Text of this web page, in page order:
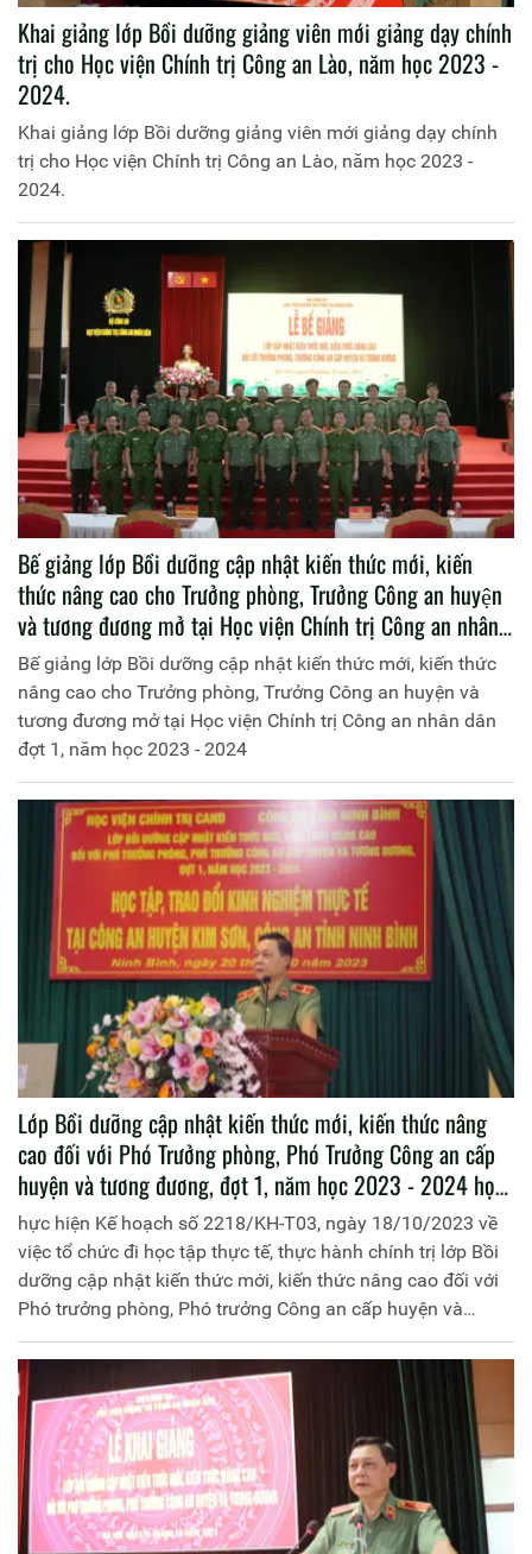
Khai giảng lớp Bồi dưỡng giảng viên mới giảng dạy chính
trị cho Học viện Chính trị Công an Lào, năm học 2023 -
2024.
Khai giảng lớp Bồi dưỡng giảng viên mới giảng dạy chính
trị cho Học viện Chính trị Công an Lào, năm học 2023 -
2024.
Bế giảng lớp Bồi dưỡng cập nhật kiến thức mới, kiến
thức nâng cao cho Trưởng phòng, Trưởng Công an huyện
và tương đương mở tại Học viện Chính trị Công an nhân
dân đợt 1, năm học 2023 - 2024
Bế giảng lớp Bồi dưỡng cập nhật kiến thức mới, kiến thức
nâng cao cho Trưởng phòng, Trưởng Công an huyện và
tương đương mở tại Học viện Chính trị Công an nhân dân
đợt 1, năm học 2023 - 2024
Lớp Bồi dưỡng cập nhật kiến thức mới, kiến thức nâng
cao đối với Phó Trưởng phòng, Phó Trưởng Công an cấp
huyện và tương đương, đợt 1, năm học 2023 - 2024 học
tập, trao đổi kinh nghiệm thực tế tại Công an huyện Kim
Sơn, Công an tỉnh Ninh Bình
hực hiện Kế hoạch số 2218/KH-T03, ngày 18/10/2023 về
việc tổ chức đi học tập thực tế, thực hành chính trị lớp Bồi
dưỡng cập nhật kiến thức mới, kiến thức nâng cao đối với
Phó trưởng phòng, Phó trưởng Công an cấp huyện và
tương đương, đợt 1, năm học 2023-2024. Ngày
20/10/2023, Học viện Chính trị Công an nhân dân tổ chức
cho học viên Lớp Bồi dưỡng cập nhật kiến thức mới, kiến
thức nâng cao đối với Phó Trưởng phòng, Phó Trưởng
Công an cấp huyện và tương đương, đợt 1, năm học 2023 -
2024 đi học tập, trao đổi kinh nghiệm thực tế tại Công an
huyện Kim Sơn, Công an tỉnh Ninh Bình.